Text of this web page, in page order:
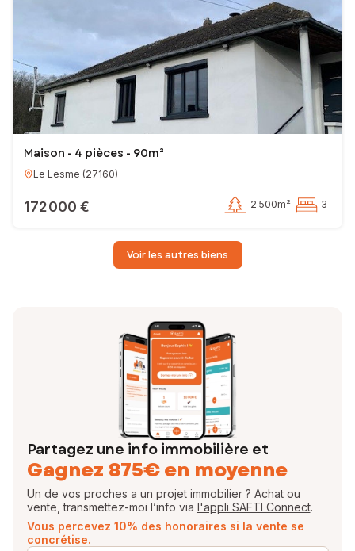
Maison - 4 pièces - 90m²
Le Lesme (27160)
172 000 € 2 500m² 3
Voir les autres biens
Partagez une info immobilière et
Gagnez 875€ en moyenne
Un de vos proches a un projet immobilier ? Achat ou
vente, transmettez-moi l’info via l'appli SAFTI Connect.
Vous percevez 10% des honoraires si la vente se
concrétise.